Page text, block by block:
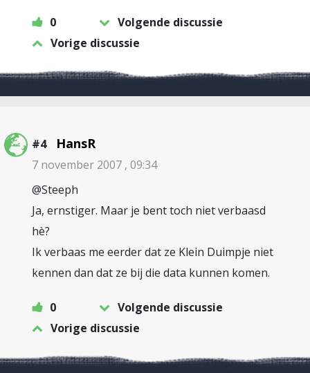
0
Volgende discussie
Vorige discussie
#4 HansR
7 november 2007 , 09:34
@Steeph
Ja, ernstiger. Maar je bent toch niet verbaasd
hè?
Ik verbaas me eerder dat ze Klein Duimpje niet
kennen dan dat ze bij die data kunnen komen.
0
Volgende discussie
Vorige discussie